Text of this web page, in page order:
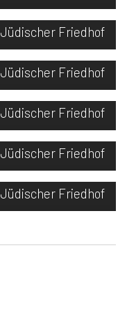
Jüdischer Friedhof
Jüdischer Friedhof
Jüdischer Friedhof
Jüdischer Friedhof
Jüdischer Friedhof